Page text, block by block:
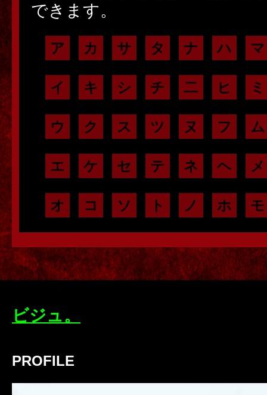
できます。
ア カ サ タ ナ ハ マ
イ キ シ チ 二 ヒ ミ
ウ ク ス ツ ヌ フ ム
エ ケ セ テ ネ ヘ メ
オ コ ソ ト ノ ホ モ
ビジュ。
PROFILE